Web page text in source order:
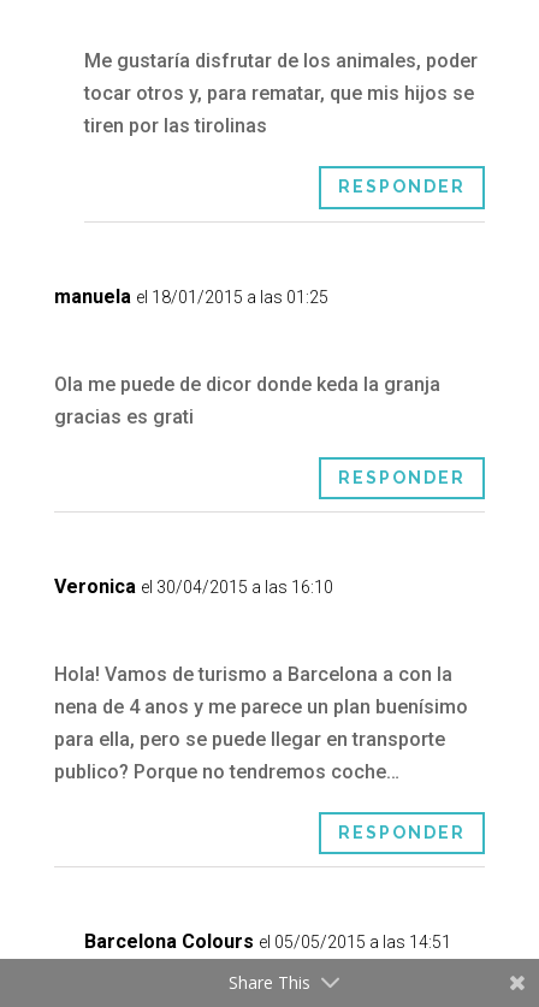
Me gustaría disfrutar de los animales, poder
tocar otros y, para rematar, que mis hijos se
tiren por las tirolinas
RESPONDER
manuela el 18/01/2015 a las 01:25
Ola me puede de dicor donde keda la granja
gracias es grati
RESPONDER
Veronica el 30/04/2015 a las 16:10
Hola! Vamos de turismo a Barcelona a con la
nena de 4 anos y me parece un plan buenísimo
para ella, pero se puede llegar en transporte
publico? Porque no tendremos coche…
RESPONDER
Barcelona Colours el 05/05/2015 a las 14:51
Share This